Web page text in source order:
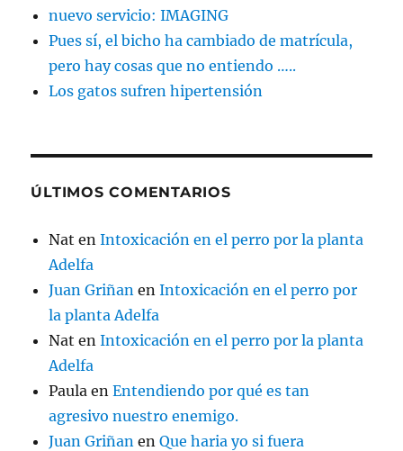
nuevo servicio: IMAGING
Pues sí, el bicho ha cambiado de matrícula,
pero hay cosas que no entiendo …..
Los gatos sufren hipertensión
ÚLTIMOS COMENTARIOS
Nat enIntoxicación en el perro por la planta
Adelfa
Juan Griñan enIntoxicación en el perro por
la planta Adelfa
Nat enIntoxicación en el perro por la planta
Adelfa
Paula enEntendiendo por qué es tan
agresivo nuestro enemigo.
Juan Griñan enQue haria yo si fuera